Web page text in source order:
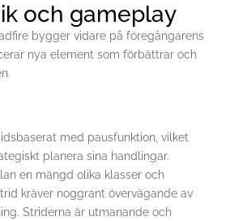
och gameplay
bygger vidare på föregångarens
nya element som förbättrar och
med pausfunktion, vilket
planera sina handlingar.
en mängd olika klasser och
kräver noggrant övervägande av
Striderna är utmanande och